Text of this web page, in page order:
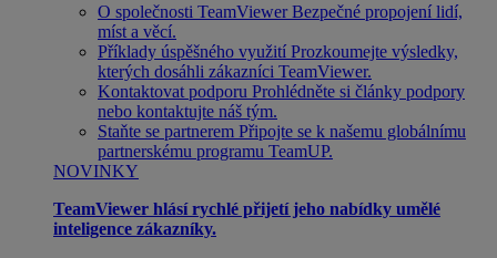
O společnosti TeamViewer Bezpečné propojení lidí,
míst a věcí.
Příklady úspěšného využití Prozkoumejte výsledky,
kterých dosáhli zákazníci TeamViewer.
Kontaktovat podporu Prohlédněte si články podpory
nebo kontaktujte náš tým.
Staňte se partnerem Připojte se k našemu globálnímu
partnerskému programu TeamUP.
NOVINKY
TeamViewer hlásí rychlé přijetí jeho nabídky umělé
inteligence zákazníky.